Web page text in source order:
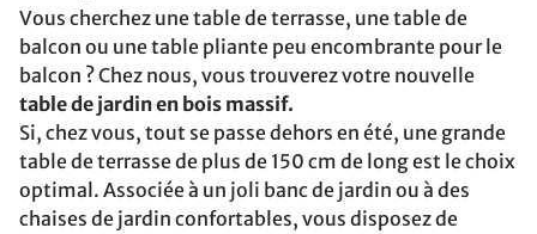
Vous cherchez une table de terrasse, une table de
balcon ou une table pliante peu encombrante pour le
balcon ? Chez nous, vous trouverez votre nouvelle
table de jardin en bois massif.
Si, chez vous, tout se passe dehors en été, une grande
table de terrasse de plus de 150 cm de long est le choix
optimal. Associée à un joli banc de jardin ou à des
chaises de jardin confortables, vous disposez de